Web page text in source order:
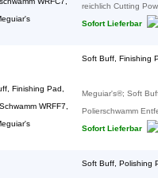
reichlich Cutting
Sofort Lieferbar
Soft Buff, Finishing
Meguiar's®; Soft
Polierschwamm
Sofort Lieferbar
Soft Buff, Polishing